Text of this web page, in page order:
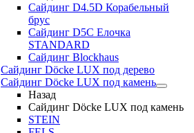
Сайдинг D4.5D Корабельный
брус
Сайдинг D5С Елочка
STANDARD
Сайдинг Blockhaus
Сайдинг Döcke LUX под дерево
Сайдинг Döcke LUX под камень
Назад
Сайдинг Döcke LUX под камень
STEIN